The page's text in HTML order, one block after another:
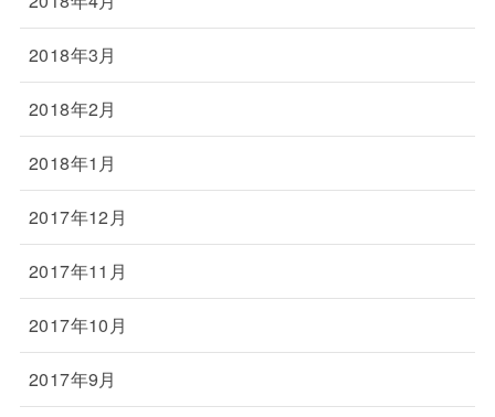
2018年3月
2018年2月
2018年1月
2017年12月
2017年11月
2017年10月
2017年9月